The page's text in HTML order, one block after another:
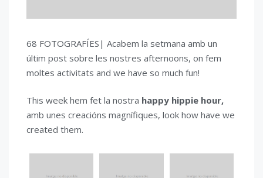
68 FOTOGRAFÍES| Acabem la setmana amb un
últim post sobre les nostres afternoons, on fem
moltes activitats and we have so much fun!
This week hem fet la nostra happy hippie hour,
amb unes creacións magnífiques, look how have we
created them.